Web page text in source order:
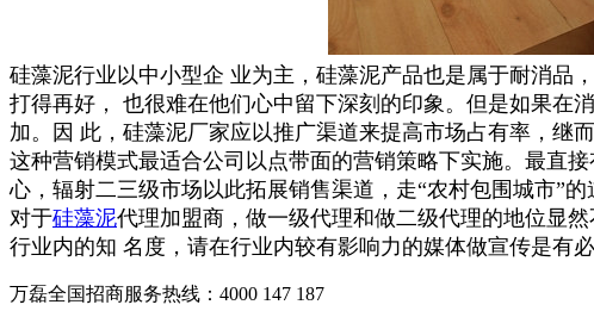
硅藻泥行业以中小型企 业为主，硅藻泥产品也是属于耐消品
打得再好， 也很难在他们心中留下深刻的印象。但是如果在
加。因 此，硅藻泥厂家应以推广渠道来提高市场占有率，继
这种营销模式最适合公司以点带面的营销策略下实施。最直
心，辐射二三级市场以此拓展销售渠道，走“农村包围城市”
对于硅藻泥代理加盟商，做一级代理和做二级代理的地位显
行业内的知 名度，请在行业内较有影响力的媒体做宣传是有
万磊全国招商服务热线： 4000 147 187